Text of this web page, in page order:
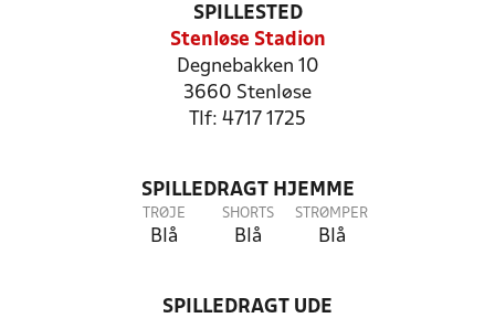
SPILLESTED
Stenløse Stadion
Degnebakken 10
3660 Stenløse
Tlf: 4717 1725
SPILLEDRAGT HJEMME
TRØJE
Blå
SHORTS
Blå
STRØMPER
Blå
SPILLEDRAGT UDE